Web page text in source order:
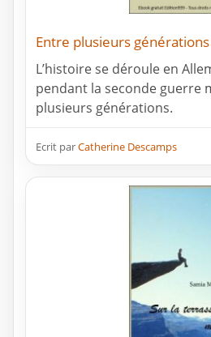
Entre plusieurs générations
L’histoire se déroule en
pendant la seconde guerre
plusieurs générations.
Ecrit parCatherine Descamps